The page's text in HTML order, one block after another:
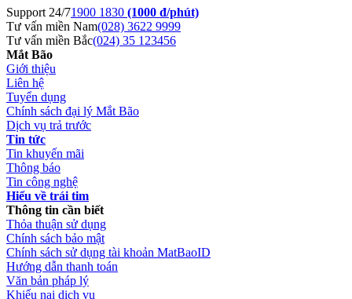
Support 24/71900 1830 (1000 đ/phút)
Tư vấn miền Nam(028) 3622 9999
Tư vấn miền Bắc(024) 35 123456
Mắt Bão
Giới thiệu
Liên hệ
Tuyển dụng
Chính sách đại lý Mắt Bão
Dịch vụ trả trước
Tin tức
Tin khuyến mãi
Thông báo
Tin công nghệ
Hiểu về trái tim
Thông tin cần biết
Thỏa thuận sử dụng
Chính sách bảo mật
Chính sách sử dụng tài khoản MatBaoID
Hướng dẫn thanh toán
Văn bản pháp lý
Khiếu nại dịch vụ